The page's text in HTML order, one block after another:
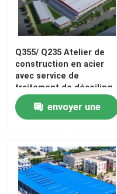
Q355/ Q235 Atelier de
construction en acier
avec service de
traitement de décoiling
envoyer une